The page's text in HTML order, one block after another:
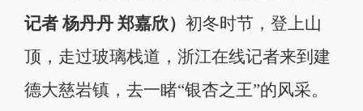
记者 杨丹丹 郑嘉欣） 初冬时节，登上山
顶，走过玻璃栈道，浙江在线记者来到建
德大慈岩镇，去一睹“银杏之王”的风采。